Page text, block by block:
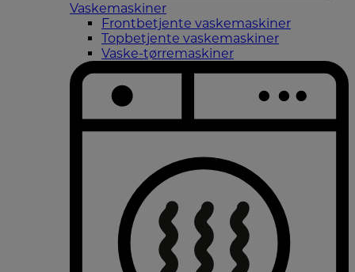
Vaskemaskiner
Frontbetjente vaskemaskiner
Topbetjente vaskemaskiner
Vaske-tørremaskiner